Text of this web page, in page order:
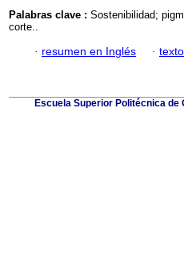
Palabras clave : Sostenibilidad;
corte..
· resumen en Inglés ·
Escuela Superior Politécnica de